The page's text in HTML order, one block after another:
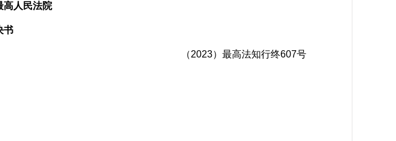
高人民法院
书
（2023）最高法知行终607号